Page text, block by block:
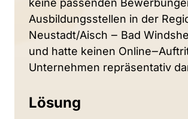
keine passenden
Ausbildungsstellen in der
Neustadt/Aisch ‒ Bad
und hatte keinen Online‒
Unternehmen repräsentativ
Lösung